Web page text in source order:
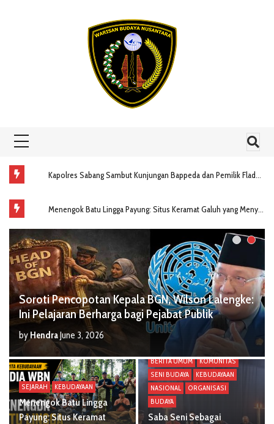
Kapolres Sabang Sambut Kunjungan Bappeda dan Pemilik Fladeo, Bahas Peluang Kerja Sama Strategis
Menengok Batu Lingga Payung: Situs Keramat Galuh yang Menyimpan Rahasia Nusantara
Soroti Pencopotan Kepala BGN, Wilson Lalengke:
Ini Pelajaran Berharga bagi Pejabat Publik
by HendraJune 3, 2026
SEJARAH KEBUDAYAAN
Menengok Batu Lingga
Payung: Situs Keramat
SENI
BERITA UMUM
KOMUNITAS
SENI BUDAYA
KEBUDAYAAN
NASIONAL
ORGANISASI
BUDAYA
Saba Seni Sebagai